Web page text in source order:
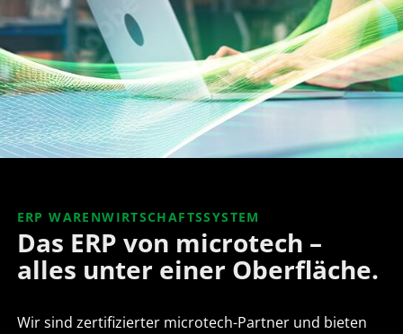
ERP WARENWIRTSCHAFTSSYSTEM
Das ERP von microtech –
alles unter einer Oberfläche.
Wir sind zertifizierter microtech-Partner und bieten